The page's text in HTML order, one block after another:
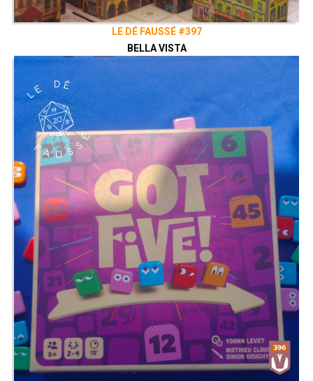
LE DÉ FAUSSÉ #397
BELLA VISTA